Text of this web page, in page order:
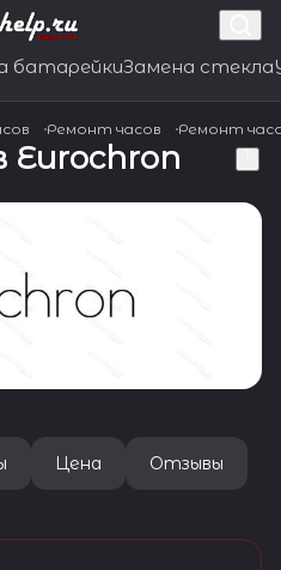
батарейкиЗамена стекла
Ремонт часов Ремонт
Eurochron
Цена Отзывы